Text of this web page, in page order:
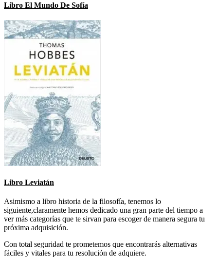
Libro El Mundo De Sofía
Libro Leviatán
Asimismo a libro historia de la filosofía, tenemos lo
siguiente,claramente hemos dedicado una gran parte del tiempo a
ver más categorías que te sirvan para escoger de manera segura tu
próxima adquisición.
Con total seguridad te prometemos que encontrarás alternativas
fáciles y vitales para tu resolución de adquiere.